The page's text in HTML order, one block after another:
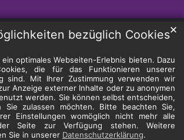
bezüglich Cookies
optimales Webseiten-Erlebnis bieten. Dazu
die für das Funktionieren unserer
sind. Mit Ihrer Zustimmung verwenden wir
Anzeige externer Inhalte oder zu anonymen
werden. Sie können selbst entscheiden,
Sie zulassen möchten. Bitte beachten Sie,
Einstellungen womöglich nicht mehr alle
Seite zur Verfügung stehen. Weitere
Sie in unserer Datenschutzerklärung.
✕